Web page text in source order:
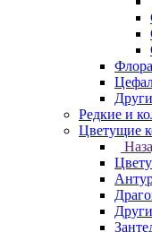
Редкие и
Цветущие